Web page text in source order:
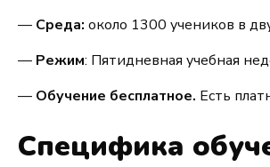
— Среда: около 1300 учеников в
— Режим: Пятидневная учебная
— Обучение бесплатное. Есть
Специфика